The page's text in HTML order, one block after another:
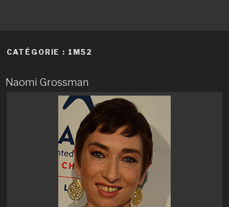
CATÉGORIE : 1M52
Naomi Grossman